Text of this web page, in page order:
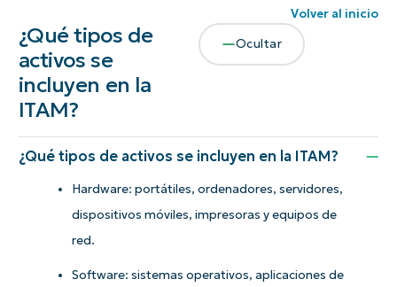
Volver al inicio
¿Qué tipos de
activos se
incluyen en la
ITAM?
Ocultar
¿Qué tipos de activos se incluyen en la ITAM?
Hardware: portátiles, ordenadores, servidores,
dispositivos móviles, impresoras y equipos de
red.
Software: sistemas operativos, aplicaciones de